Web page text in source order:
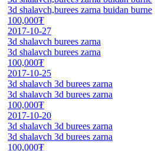
3d shalavch,burees zarna buidan burne
100,000₮
2017-10-27
3d shalavch burees zarna
3d shalavch burees zarna
100,000₮
2017-10-25
3d shalavch 3d burees zarna
3d shalavch 3d burees zarna
100,000₮
2017-10-20
3d shalavch 3d burees zarna
3d shalavch 3d burees zarna
100,000₮